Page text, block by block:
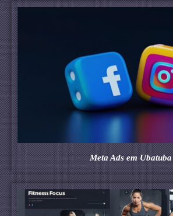
Meta Ads em Ubatuba